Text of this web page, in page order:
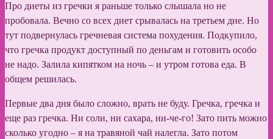
Про диеты из гречки я раньше только слышала но не
пробовала. Вечно со всех диет срывалась на третьем дне. Но
тут подвернулась гречневая система похудения. Подкупило,
что гречка продукт доступный по деньгам и готовить особо
не надо. Залила кипятком на ночь – и утром готова еда. В
общем решилась.
Первые два дня было сложно, врать не буду. Гречка, гречка и
еще раз гречка. Ни соли, ни сахара, ни-че-го! Зато пить можно
сколько угодно – я на травяной чай налегла. Зато потом